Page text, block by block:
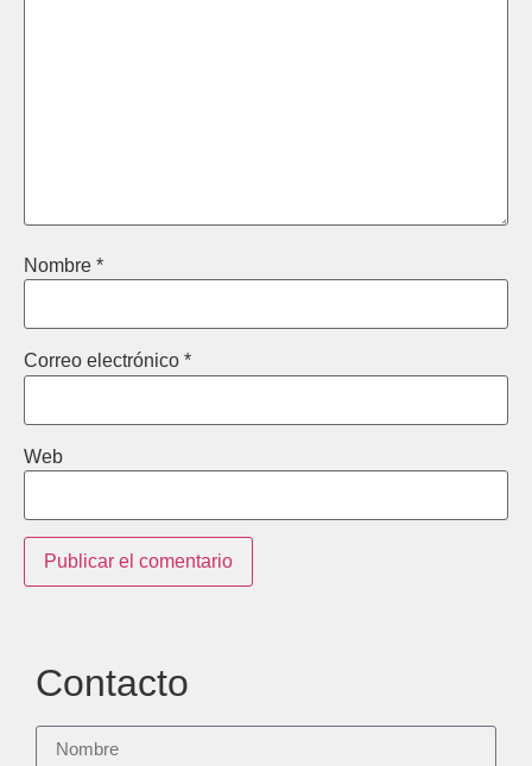
Nombre *
Correo electrónico *
Web
Contacto